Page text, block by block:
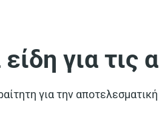
για τις
για την